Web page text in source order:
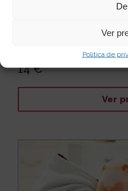
Ver
Política de
Tres veces, ¡tres! Hemos
14 €
Ver